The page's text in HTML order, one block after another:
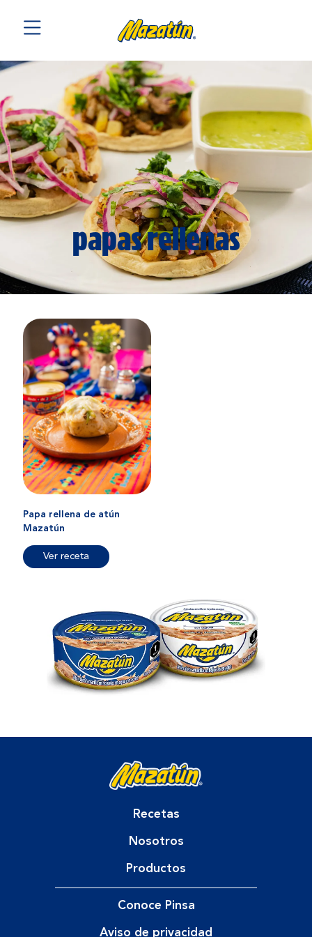
papas rellenas
Papa rellena de atún
Mazatún
Ver receta
Recetas
Nosotros
Productos
Conoce Pinsa
Aviso de privacidad